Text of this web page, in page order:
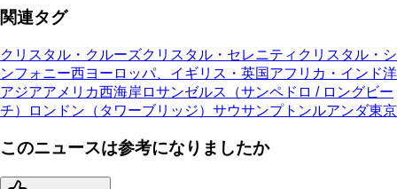
関連タグ
クリスタル・クルーズクリスタル・セレニティ クリスタル・シ
ンフォニー西ヨーロッパ、イギリス・英国アフリカ・インド洋
アジアアメリカ西海岸 ロサンゼルス（サンペドロ / ロングビー
チ）
ロンドン（タワーブリッジ） サウサンプトンルアンダ東京
このニュースは参考になりましたか